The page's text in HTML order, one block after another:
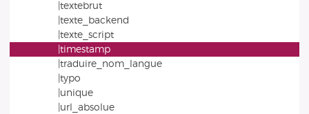
|textebrut
|texte_backend
|texte_script
|timestamp
|traduire_nom_langue
|typo
|unique
|url_absolue